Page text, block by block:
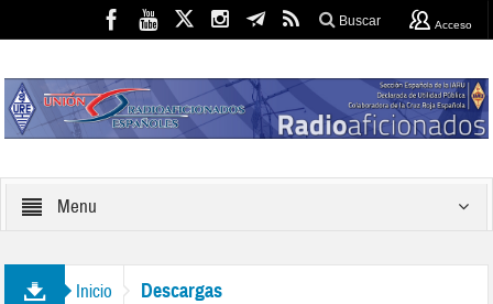
Buscar Acceso
Menu
Inicio Descargas